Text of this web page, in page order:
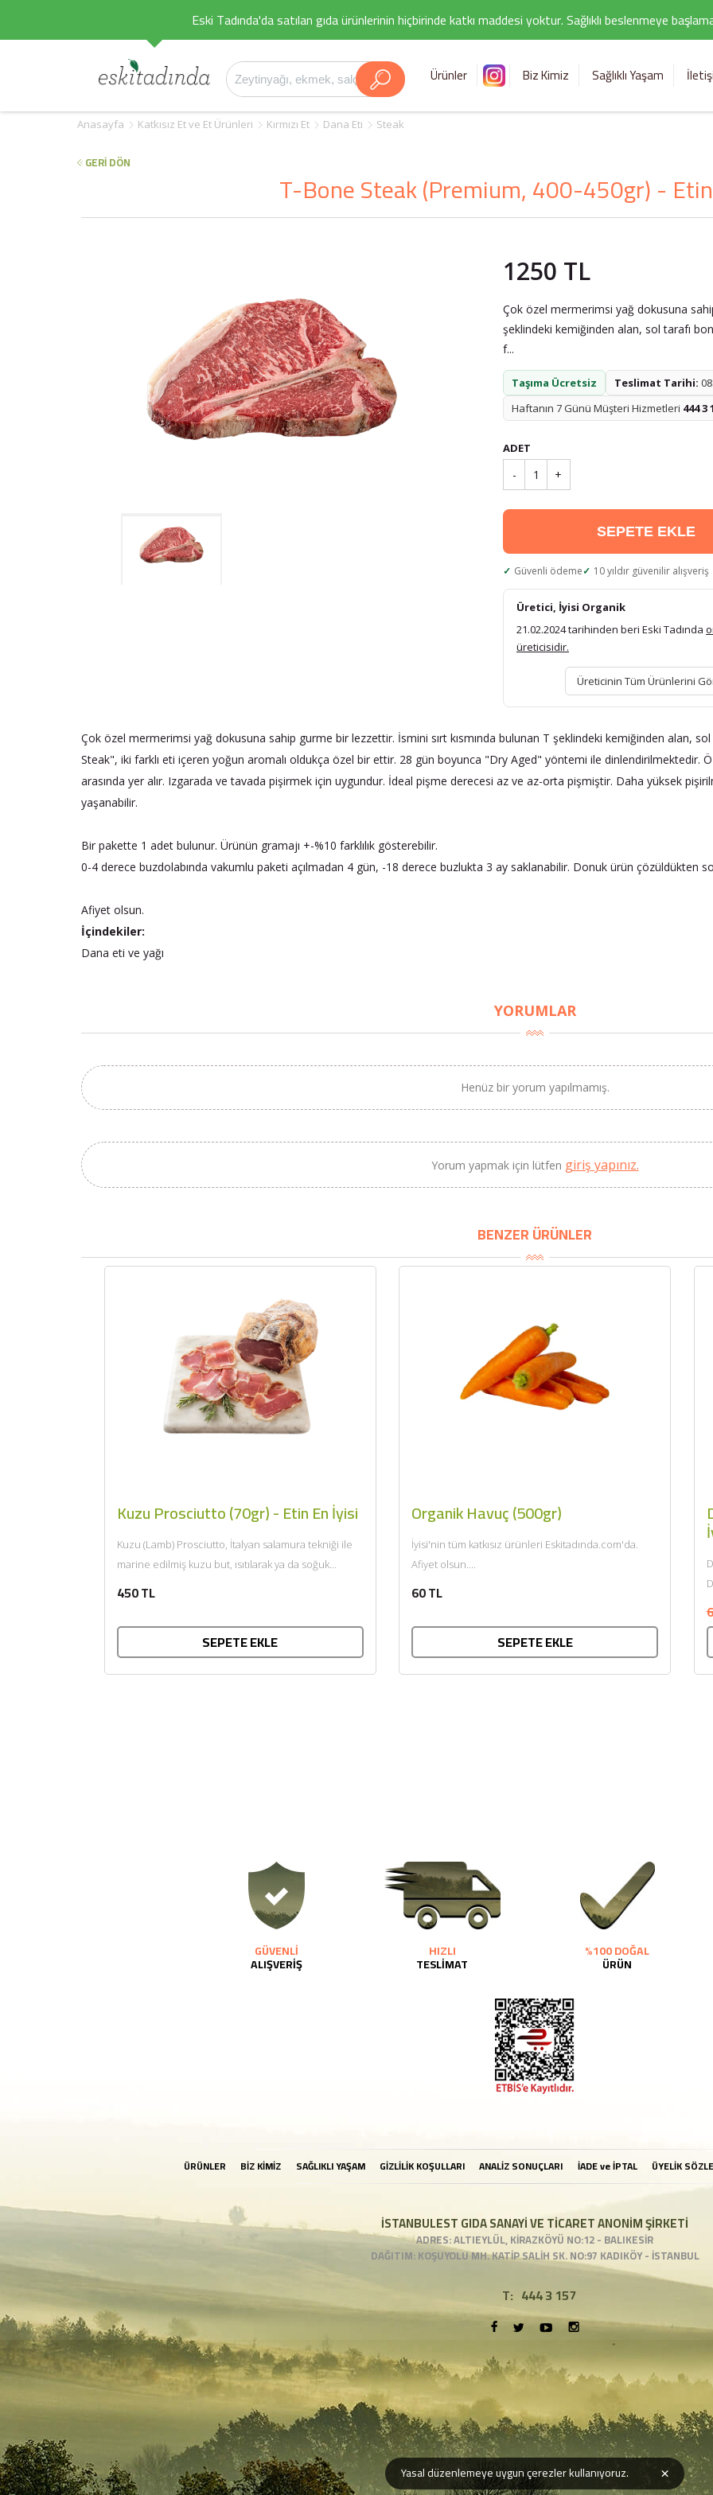
Eski Tadında'da satılan gıda ürünlerinin hiçbirinde katkı maddesi yoktur. Sağlıklı beslenmeye
Ürünler Biz Kimiz Sağlıklı Yaşam
Anasayfa Katkısız Et ve Et Ürünleri Kırmızı Et Dana Eti Steak
GERİ DÖN
T-Bone Steak (Premium, 400-450gr) -
1250 TL
Çok özel mermerimsi yağ dokusuna
şeklindeki kemiğinden alan, sol tarafı
f...
Taşıma Ücretsiz Teslimat Tarihi:
Haftanın 7 Günü Müşteri Hizmetleri 444 3
ADET
- 1 +
SEPETE EKLE
Güvenli ödeme 10 yıldır güvenilir alışveriş
Üretici, İyisi Organik
21.02.2024 tarihinden beri Eski Tadında
üreticisidir.
Üreticinin Tüm Ürünlerini
Çok özel mermerimsi yağ dokusuna sahip gurme bir lezzettir. İsmini sırt kısmında bulunan T şeklindeki kemiğinden alan,
Steak", iki farklı eti içeren yoğun aromalı oldukça özel bir ettir. 28 gün boyunca "Dry Aged" yöntemi ile dinlendirilmektedir.
arasında yer alır. Izgarada ve tavada pişirmek için uygundur. İdeal pişme derecesi az ve az-orta pişmiştir. Daha yüksek
yaşanabilir.
Bir pakette 1 adet bulunur. Ürünün gramajı +-%10 farklılık gösterebilir.
0-4 derece buzdolabında vakumlu paketi açılmadan 4 gün, -18 derece buzlukta 3 ay saklanabilir. Donuk ürün çözüldükten
Afiyet olsun.
İçindekiler:
Dana eti ve yağı
YORUMLAR
Henüz bir yorum yapılmamış.
Yorum yapmak için lütfen giriş yapınız.
BENZER ÜRÜNLER
Kuzu Prosciutto (70gr) - Etin En İyisi
Kuzu (Lamb) Prosciutto, İtalyan salamura tekniği ile
marine edilmiş kuzu but, ısıtılarak ya da soğuk
450 TL
SEPETE EKLE
Organik Havuç (500gr)
İyisi'nin tüm katkısız ürünleri Eskitadında.com'da.
Afiyet olsun....
60 TL
SEPETE EKLE
GÜVENLİ
ALIŞVERİŞ
HIZLI
TESLİMAT
%100 DOĞAL
ÜRÜN
ÜRÜNLER BİZ KİMİZ SAĞLIKLI YAŞAM GİZLİLİK KOŞULLARI ANALİZ SONUÇLARI İADE ve İPTAL ÜYELİK
İSTANBULEST GIDA SANAYİ VE TİCARET ANONİM ŞİRKETİ
ADRES: ALTIEYLÜL, KİRAZKÖYÜ NO:12 - BALIKESİR
DAĞITIM: KOŞUYOLU MH. KATİP SALİH SK. NO:97 KADIKÖY - İSTANBUL
T: 444 3 157
BU HAFTANIN PLANLI İNDİRİMİ
2690,00 TL
(5lt, Soğuk Sıkım) - Bilgem
Zeytincilik
SEPETE EKLE
Yasal düzenlemeye uygun çerezler kullanıyoruz. ×